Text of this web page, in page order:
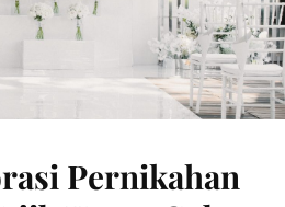
Pernikahan